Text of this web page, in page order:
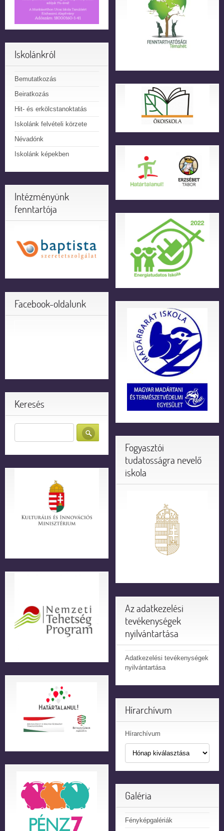
Iskolánkról
Bemutatkozás
Beiratkozás
Hit- és erkölcstanoktatás
Iskolánk felvételi körzete
Névadónk
Iskolánk képekben
Intézményünk
fenntartója
Facebook-oldalunk
Keresés
Fogyasztói
tudatosságra nevelő
iskola
Az adatkezelési
tevékenységek
nyilvántartása
Adatkezelési tevékenységek
nyilvántartása
Hírarchívum
Hírarchívum
Galéria
Fényképgalériák